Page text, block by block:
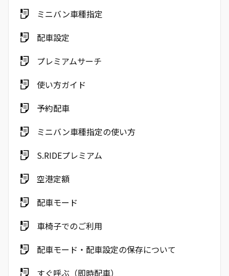
ミニバン車種指定
配車設定
プレミアムサーチ
使い方ガイド
予約配車
ミニバン車種指定の使い方
S.RIDEプレミアム
空港定額
配車モード
車椅子でのご利用
配車モード・配車設定の保存について
すぐ呼ぶ（即時配車）